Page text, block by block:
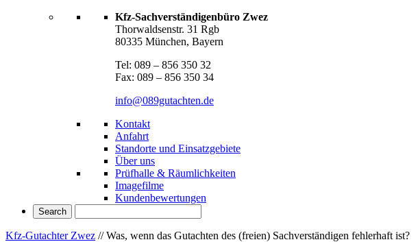
Kfz-Sachverständigenbüro Zwez
Thorwaldsenstr. 31 Rgb
80335 München, Bayern
Tel: 089 – 856 350 32
Fax: 089 – 856 350 34
info@089gutachten.de
Kontakt
Anfahrt
Standorte und Einsatzgebiete
Über uns
Prüfhalle & Räumlichkeiten
Imagefilme
Kundenbewertungen
Kfz-Gutachter Zwez //Was, wenn das Gutachten des (freien) Sachverständigen fehlerhaft ist?